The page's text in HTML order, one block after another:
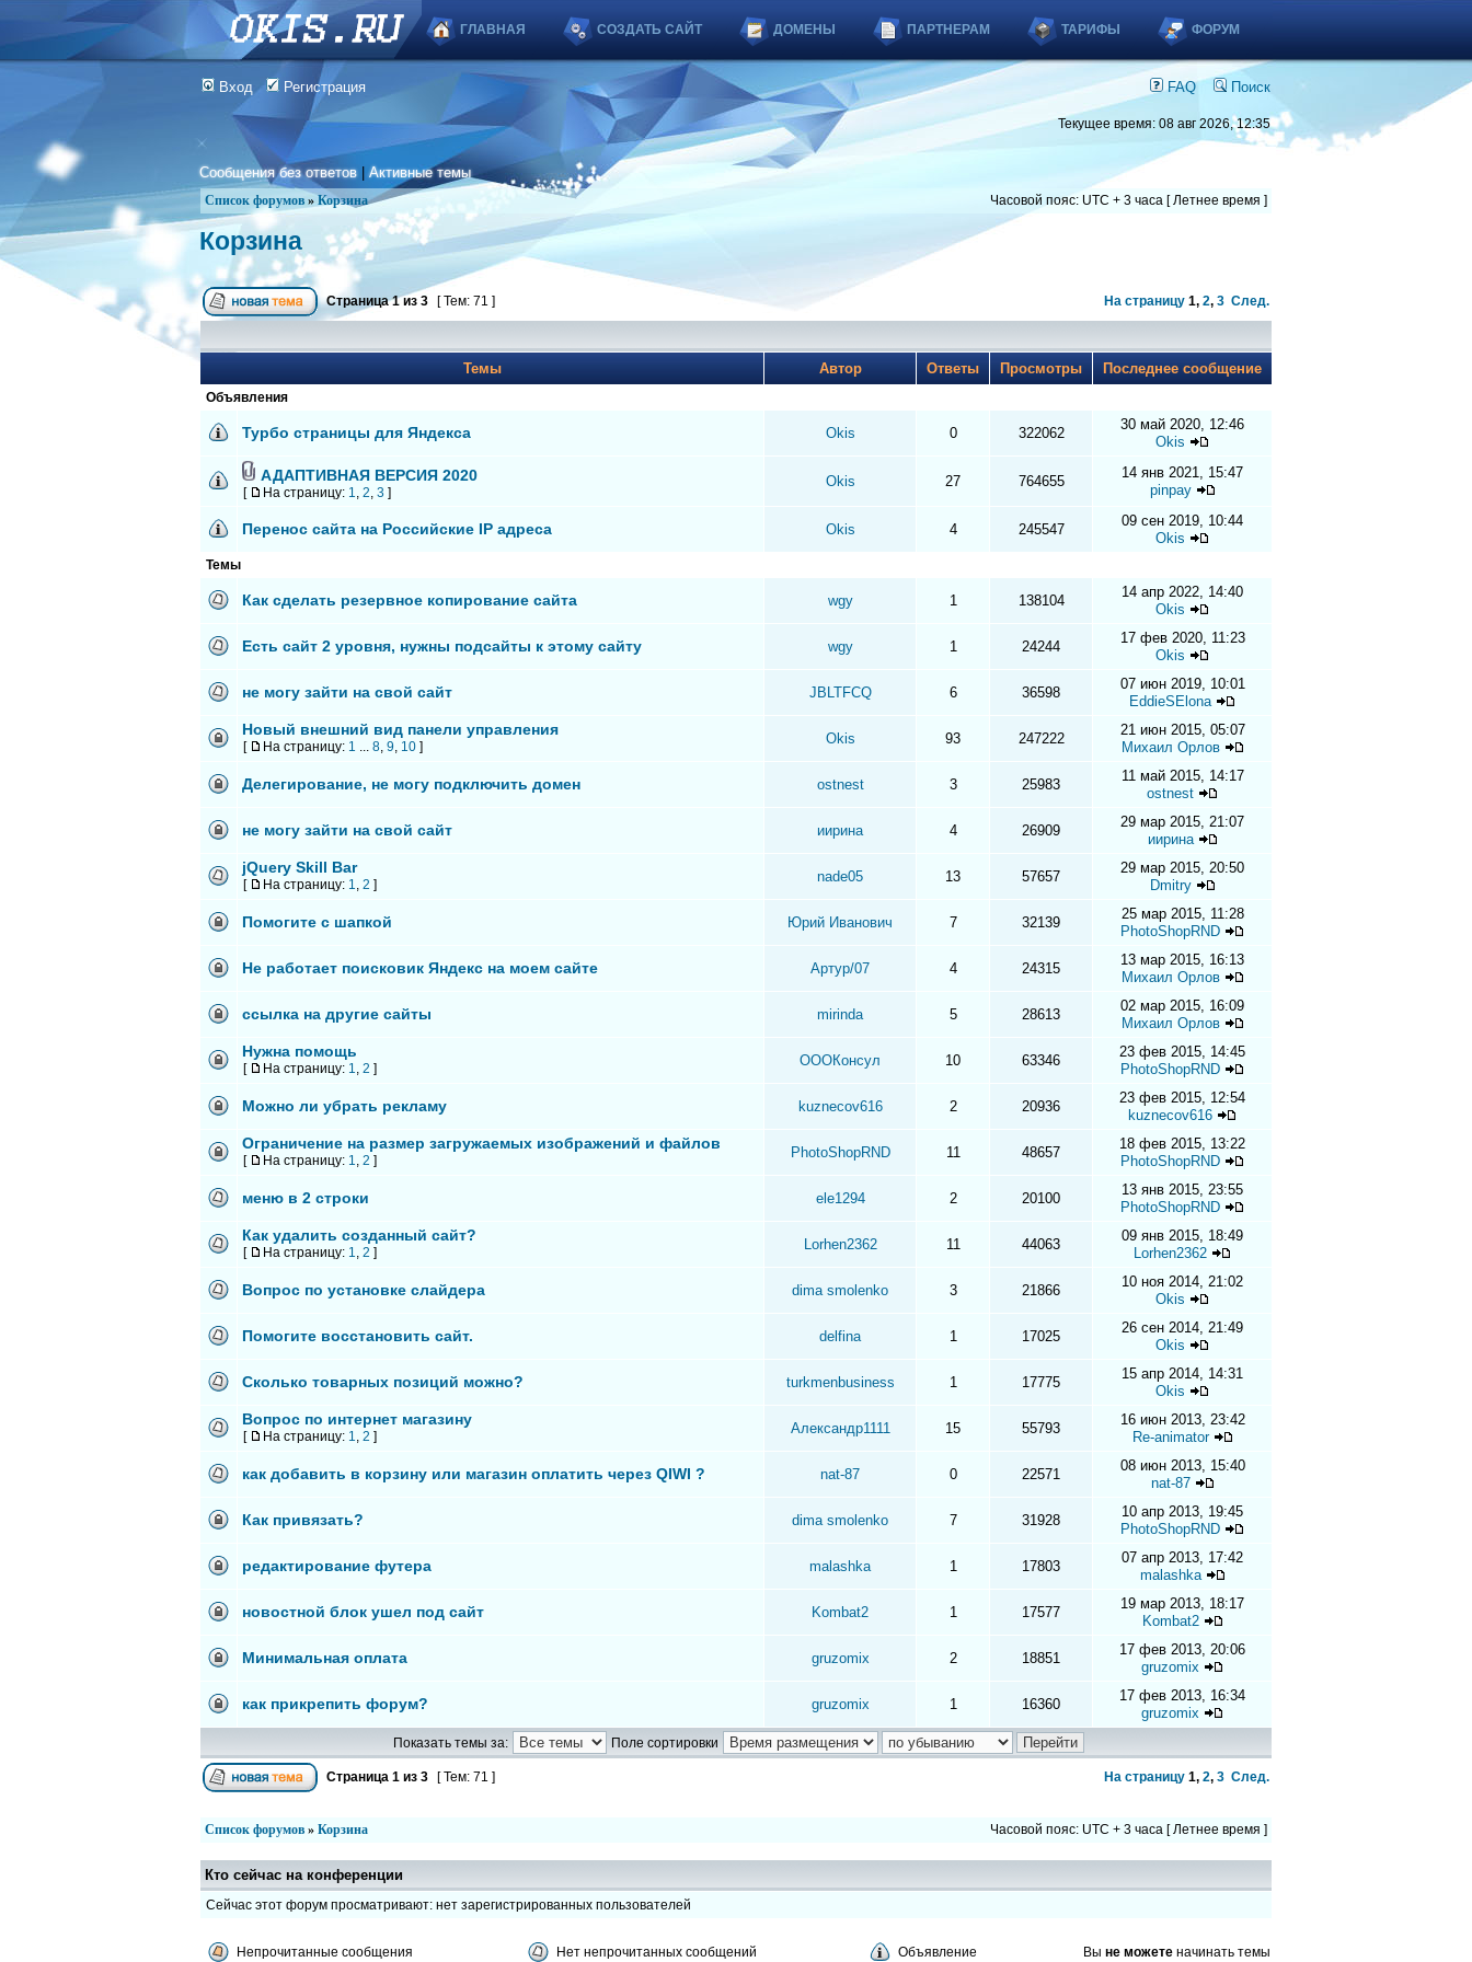
ГЛАВНАЯ СОЗДАТЬ САЙТ ДОМЕНЫ ПАРТНЕРАМ ТАРИФЫ ФОРУМ
Вход Регистрация FAQ Поиск
Текущее время: 08 авг 2026, 12:35
Сообщения без ответов |Активные темы
Список форумов » Корзина Часовой пояс: UTC + 3 часа [ Летнее время ]
Корзина
Страница1из 3 [ Тем: 71 ] На страницу 1, 2, 3 След.
Темы Автор Ответы Просмотры Последнее сообщение
Объявления
Турбо страницы для Яндекса Okis 0 322062
30 май 2020, 12:46
Okis
АДАПТИВНАЯ ВЕРСИЯ 2020
[ На страницу: 1, 2, 3 ]
Okis 27 764655
14 янв 2021, 15:47
pinpay
Перенос сайта на Российские IP адреса Okis 4 245547
09 сен 2019, 10:44
Okis
Темы
Как сделать резервное копирование сайта wgy 1 138104
14 апр 2022, 14:40
Okis
Есть сайт 2 уровня, нужны подсайты к этому сайту wgy 1 24244
17 фев 2020, 11:23
Okis
не могу зайти на свой сайт JBLTFCQ 6 36598
07 июн 2019, 10:01
EddieSElona
Новый внешний вид панели управления
[ На страницу: 1 ... 8, 9, 10 ] Okis 93 247222
21 июн 2015, 05:07
Михаил Орлов
Делегирование, не могу подключить домен ostnest 3 25983
11 май 2015, 14:17
ostnest
не могу зайти на свой сайт иирина 4 26909
29 мар 2015, 21:07
иирина
jQuery Skill Bar
[ На страницу: 1, 2 ] nade05 13 57657
29 мар 2015, 20:50
Dmitry
Помогите с шапкой Юрий Иванович 7 32139
25 мар 2015, 11:28
PhotoShopRND
Не работает поисковик Яндекс на моем сайте Артур/07 4 24315
13 мар 2015, 16:13
Михаил Орлов
ссылка на другие сайты mirinda 5 28613
02 мар 2015, 16:09
Михаил Орлов
Нужна помощь
[ На страницу: 1, 2 ] ОООКонсул 10 63346
23 фев 2015, 14:45
PhotoShopRND
Можно ли убрать рекламу kuznecov616 2 20936
23 фев 2015, 12:54
kuznecov616
Ограничение на размер загружаемых изображений и файлов
[ На страницу: 1, 2 ] PhotoShopRND 11 48657
18 фев 2015, 13:22
PhotoShopRND
меню в 2 строки ele1294 2 20100
13 янв 2015, 23:55
PhotoShopRND
Как удалить созданный сайт?
[ На страницу: 1, 2 ] Lorhen2362 11 44063
09 янв 2015, 18:49
Lorhen2362
Вопрос по установке слайдера dima smolenko 3 21866
10 ноя 2014, 21:02
Okis
Помогите восстановить сайт. delfina 1 17025
26 сен 2014, 21:49
Okis
Сколько товарных позиций можно? turkmenbusiness 1 17775
15 апр 2014, 14:31
Okis
Вопрос по интернет магазину
[ На страницу: 1, 2 ] Александр1111 15 55793
16 июн 2013, 23:42
Re-animator
как добавить в корзину или магазин оплатить через QIWI ? nat-87 0 22571
08 июн 2013, 15:40
nat-87
Как привязать? dima smolenko 7 31928
10 апр 2013, 19:45
PhotoShopRND
редактирование футера malashka 1 17803
07 апр 2013, 17:42
malashka
новостной блок ушел под сайт Kombat2 1 17577
19 мар 2013, 18:17
Kombat2
Минимальная оплата gruzomix 2 18851
17 фев 2013, 20:06
gruzomix
как прикрепить форум? gruzomix 1 16360
17 фев 2013, 16:34
gruzomix
Показать темы за: Поле сортировки
Страница 1 из 3 [ Тем: 71 ] На страницу 1, 2, 3 След.
Список форумов » Корзина Часовой пояс: UTC + 3 часа [ Летнее время ]
Кто сейчас на конференции
Сейчас этот форум просматривают: нет зарегистрированных пользователей
Непрочитанные сообщения Нет непрочитанных сообщений Объявление Вы не можете начинать темы